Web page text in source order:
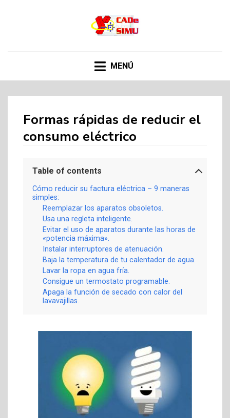
internet
MENÚ
Formas rápidas de reducir el
consumo eléctrico
Table of contents
Cómo reducir su factura eléctrica – 9 maneras
simples:
Reemplazar los aparatos obsoletos.
Usa una regleta inteligente.
Evitar el uso de aparatos durante las horas de
«potencia máxima».
Instalar interruptores de atenuación.
Baja la temperatura de tu calentador de agua.
Lavar la ropa en agua fría.
Consigue un termostato programable.
Apaga la función de secado con calor del
lavavajillas.